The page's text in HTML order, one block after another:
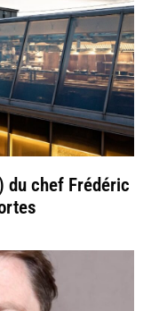
du chef Frédéric